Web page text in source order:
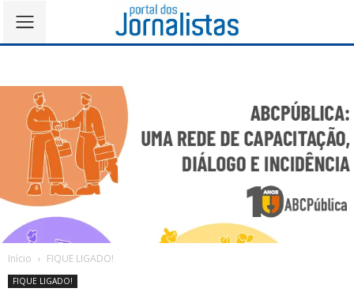
Início FIQUE LIGADO!
FIQUE LIGADO!